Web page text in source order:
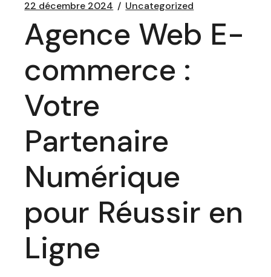
22 décembre 2024 Uncategorized
Agence Web E-
commerce :
Votre
Partenaire
Numérique
pour Réussir en
Ligne